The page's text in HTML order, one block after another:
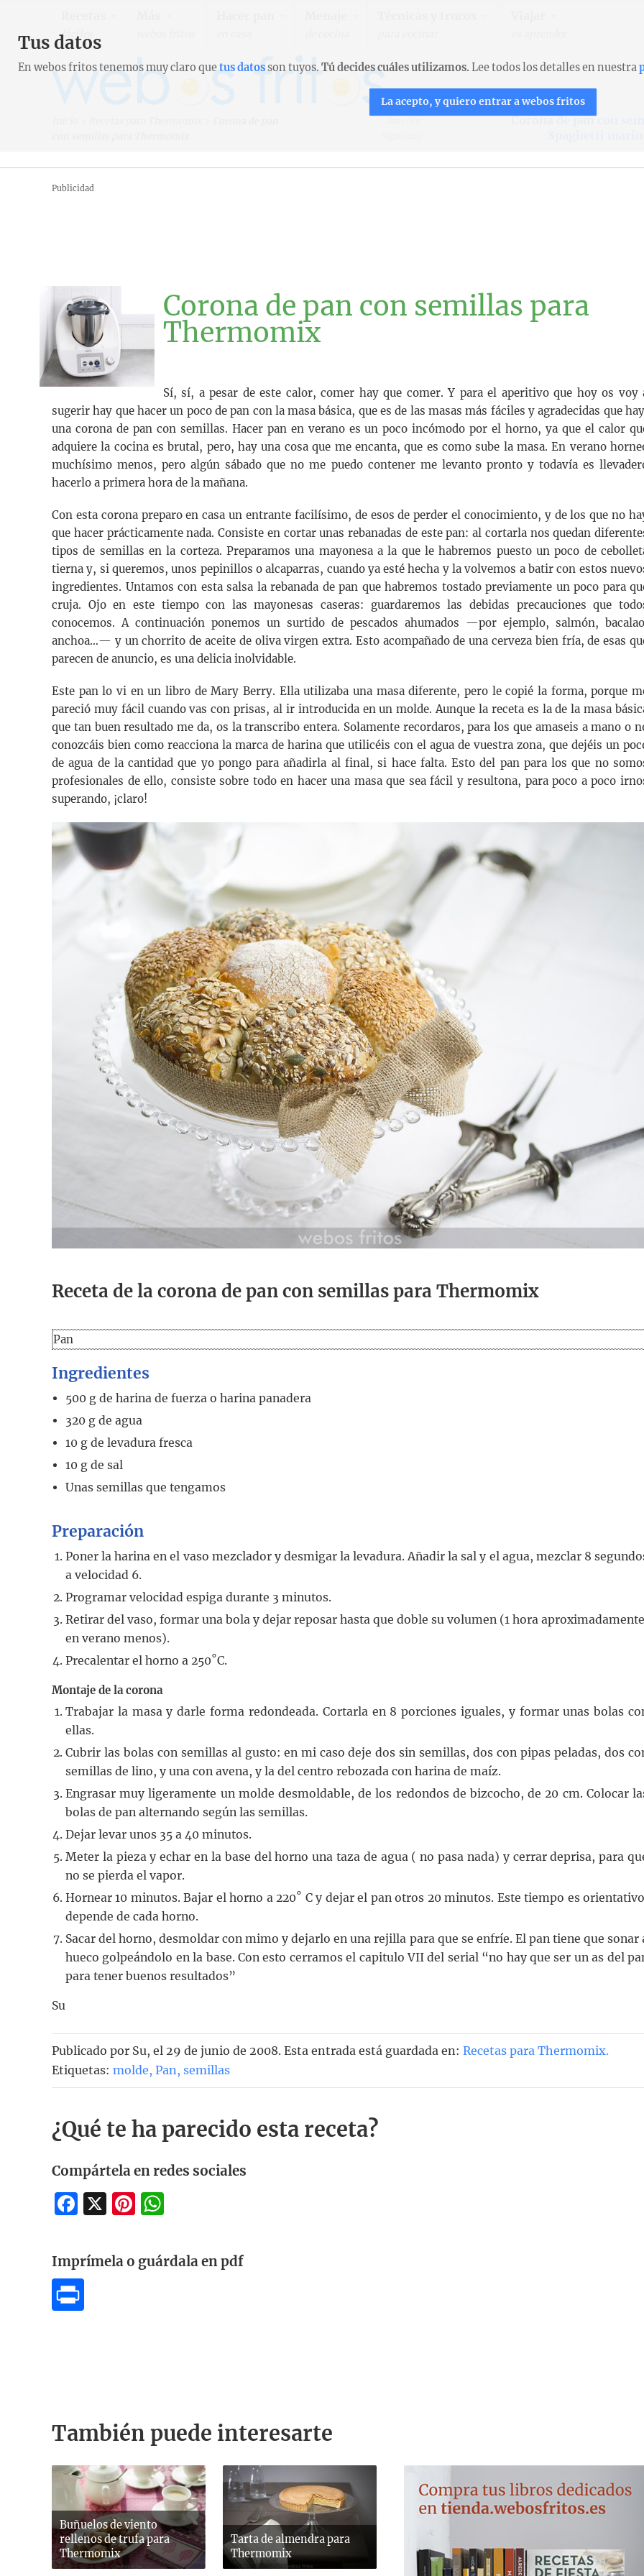
fáciles
Corona de pan con
Publicidad
Corona de pan con semillas para
Thermomix
Sí, sí, a pesar de este calor, comer hay que comer. Y para el aperitivo que hoy os voy
sugerir hay que hacer un poco de pan con la masa básica, que es de las masas más fáciles y agradecidas que
una corona de pan con semillas. Hacer pan en verano es un poco incómodo por el horno, ya que el calor
adquiere la cocina es brutal, pero, hay una cosa que me encanta, que es como sube la masa. En verano
muchísimo menos, pero algún sábado que no me puedo contener me levanto pronto y todavía es
hacerlo a primera hora de la mañana.
Con esta corona preparo en casa un entrante facilísimo, de esos de perder el conocimiento, y de los que no
que hacer prácticamente nada. Consiste en cortar unas rebanadas de este pan: al cortarla nos quedan
tipos de semillas en la corteza. Preparamos una mayonesa a la que le habremos puesto un poco de
tierna y, si queremos, unos pepinillos o alcaparras, cuando ya esté hecha y la volvemos a batir con estos
ingredientes. Untamos con esta salsa la rebanada de pan que habremos tostado previamente un poco para
cruja. Ojo en este tiempo con las mayonesas caseras: guardaremos las debidas precauciones que
conocemos. A continuación ponemos un surtido de pescados ahumados —por ejemplo, salmón,
anchoa…— y un chorrito de aceite de oliva virgen extra. Esto acompañado de una cerveza bien fría, de esas
parecen de anuncio, es una delicia inolvidable.
Este pan lo vi en un libro de Mary Berry. Ella utilizaba una masa diferente, pero le copié la forma, porque
pareció muy fácil cuando vas con prisas, al ir introducida en un molde. Aunque la receta es la de la masa
que tan buen resultado me da, os la transcribo entera. Solamente recordaros, para los que amaseis a mano o
conozcáis bien como reacciona la marca de harina que utilicéis con el agua de vuestra zona, que dejéis un
de agua de la cantidad que yo pongo para añadirla al final, si hace falta. Esto del pan para los que no
profesionales de ello, consiste sobre todo en hacer una masa que sea fácil y resultona, para poco a poco
superando, ¡claro!
Receta de la corona de pan con semillas para Thermomix
Pan
Ingredientes
500 g de harina de fuerza o harina panadera
320 g de agua
10 g de levadura fresca
10 g de sal
Unas semillas que tengamos
Preparación
Poner la harina en el vaso mezclador y desmigar la levadura. Añadir la sal y el agua, mezclar 8
a velocidad 6.
Programar velocidad espiga durante 3 minutos.
Retirar del vaso, formar una bola y dejar reposar hasta que doble su volumen (1 hora
en verano menos).
Precalentar el horno a 250˚C.
Montaje de la corona
Trabajar la masa y darle forma redondeada. Cortarla en 8 porciones iguales, y formar unas bolas
ellas.
Cubrir las bolas con semillas al gusto: en mi caso deje dos sin semillas, dos con pipas peladas, dos
semillas de lino, y una con avena, y la del centro rebozada con harina de maíz.
Engrasar muy ligeramente un molde desmoldable, de los redondos de bizcocho, de 20 cm. Colocar
bolas de pan alternando según las semillas.
Dejar levar unos 35 a 40 minutos.
Meter la pieza y echar en la base del horno una taza de agua ( no pasa nada) y cerrar deprisa, para
no se pierda el vapor.
Hornear 10 minutos. Bajar el horno a 220˚ C y dejar el pan otros 20 minutos. Este tiempo es
depende de cada horno.
Sacar del horno, desmoldar con mimo y dejarlo en una rejilla para que se enfríe. El pan tiene que sonar
hueco golpeándolo en la base. Con esto cerramos el capitulo VII del serial “no hay que ser un as del
para tener buenos resultados”
Su
Publicado por Su, el 29 de junio de 2008. Esta entrada está guardada en: Recetas para Thermomix.
Etiquetas: molde, Pan, semillas
¿Qué te ha parecido esta receta?
Compártela en redes sociales
Facebook
X Pinterest
Imprímela o guárdala en pdf
También puede interesarte
Buñuelos de viento
rellenos de trufa para
Thermomix
Tarta de almendra para
Thermomix
Tus datos
En webos fritos tenemos muy claro quetus datosson tuyos. Tú decides cuáles utilizamos.Lee todos los detalles en nuestra
La acepto, y quiero entrar a webos fritos